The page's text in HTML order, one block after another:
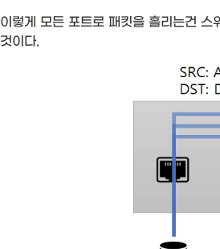
이렇게 모든 포트로 패킷을 흘리는건
것이다.